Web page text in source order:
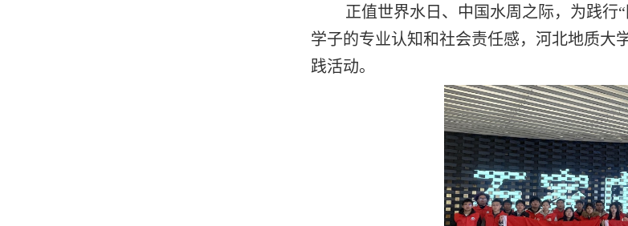
正值世界水日、中国水周之际，为践行
学子的专业认知和社会责任感，河北地质大
践活动。